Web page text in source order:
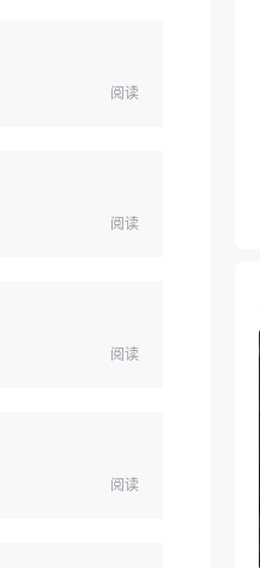
阅读
阅读
阅读
阅读